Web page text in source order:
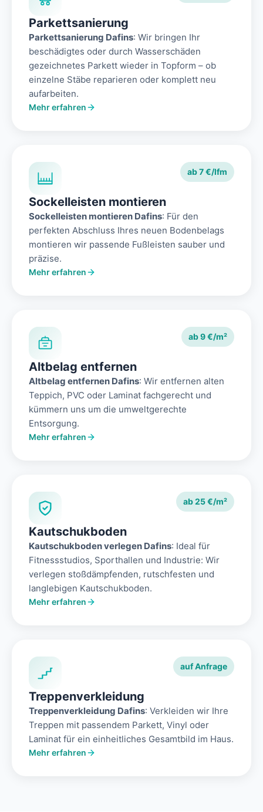
Parkettsanierung
Parkettsanierung Dafins: Wir bringen Ihr
beschädigtes oder durch Wasserschäden
gezeichnetes Parkett wieder in Topform – ob
einzelne Stäbe reparieren oder komplett neu
aufarbeiten.
Mehr erfahren
ab 7 €/lfm
Sockelleisten montieren
Sockelleisten montieren Dafins: Für den
perfekten Abschluss Ihres neuen Bodenbelags
montieren wir passende Fußleisten sauber und
präzise.
Mehr erfahren
ab 9 €/m²
Altbelag entfernen
Altbelag entfernen Dafins: Wir entfernen alten
Teppich, PVC oder Laminat fachgerecht und
kümmern uns um die umweltgerechte
Entsorgung.
Mehr erfahren
ab 25 €/m²
Kautschukboden
Kautschukboden verlegen Dafins: Ideal für
Fitnessstudios, Sporthallen und Industrie: Wir
verlegen stoßdämpfenden, rutschfesten und
langlebigen Kautschukboden.
Mehr erfahren
auf Anfrage
Treppenverkleidung
Treppenverkleidung Dafins: Verkleiden wir Ihre
Treppen mit passendem Parkett, Vinyl oder
Laminat für ein einheitliches Gesamtbild im Haus.
Mehr erfahren